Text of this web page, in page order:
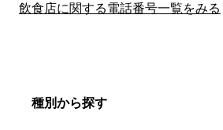
飲食店に関する電話番号一覧をみる
種別から探す